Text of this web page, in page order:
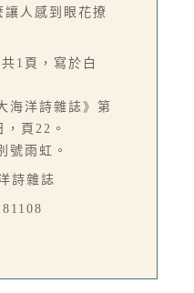
讓人感到眼花撩
1頁，寫於白
海洋詩雜誌》第
頁22。
號雨虹。
詩雜誌